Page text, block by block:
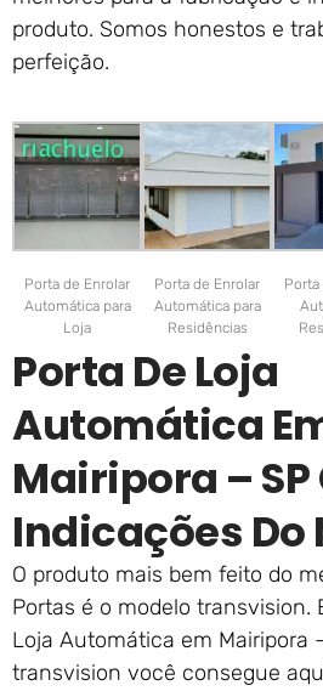
produto. Somos honestos e
perfeição.
Porta de Enrolar
Automática para
Loja
Porta de Enrolar
Automática para
Residências
Porta
Porta De Loja
Automática
Mairipora – SP
Indicações Do
O produto mais bem feito do
Portas é o modelo transvision.
Loja Automática em Mairipora
transvision você consegue